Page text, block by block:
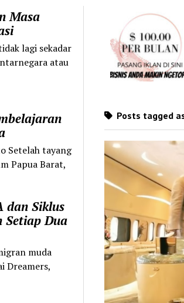
Masa
lagi sekadar
atau
Setelah tayang
Papua Barat,
dan Siklus
Setiap Dua
muda
Dreamers,
Posts tagged